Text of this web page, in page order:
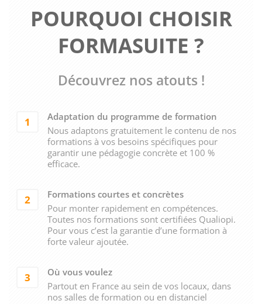
POURQUOI CHOISIR
FORMASUITE ?
Découvrez nos atouts !
1
Adaptation du programme de formation
Nous adaptons gratuitement le contenu de nos
formations à vos besoins spécifiques pour
garantir une pédagogie concrète et 100 %
efficace.
2
Formations courtes et concrètes
Pour monter rapidement en compétences.
Toutes nos formations sont certifiées Qualiopi.
Pour vous c’est la garantie d’une formation à
forte valeur ajoutée.
3
Où vous voulez
Partout en France au sein de vos locaux, dans
nos salles de formation ou en distanciel